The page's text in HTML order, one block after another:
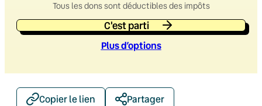
Tous les dons sont déductibles des impôts
C'est parti
Plus d’options
Copier le lien Partager